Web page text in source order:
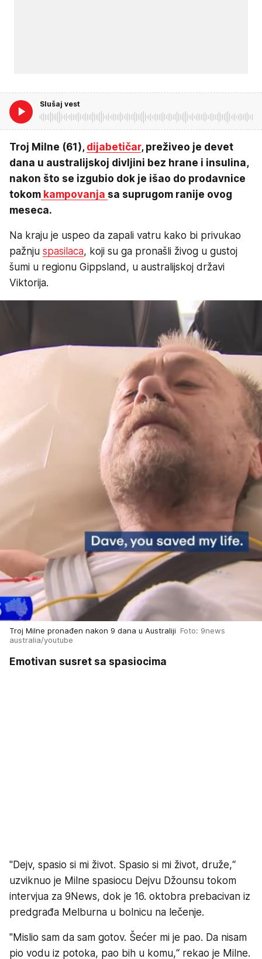
Slušaj vest
Troj Milne (61), dijabetičar, preživeo je devet
dana u australijskoj divljini bez hrane i insulina,
nakon što se izgubio dok je išao do prodavnice
tokom kampovanja sa suprugom ranije ovog
meseca.
Na kraju je uspeo da zapali vatru kako bi privukao
pažnju spasilaca, koji su ga pronašli živog u gustoj
šumi u regionu Gippsland, u australijskoj državi
Viktorija.
Troj Milne pronađen nakon 9 dana u Australiji Foto: 9news
australia/youtube
Emotivan susret sa spasiocima
"Dejv, spasio si mi život. Spasio si mi život, druže,“
uzviknuo je Milne spasiocu Dejvu Džounsu tokom
intervjua za 9News, dok je 16. oktobra prebacivan iz
predgrađa Melburna u bolnicu na lečenje.
"Mislio sam da sam gotov. Šećer mi je pao. Da nisam
pio vodu iz potoka, pao bih u komu,“ rekao je Milne.